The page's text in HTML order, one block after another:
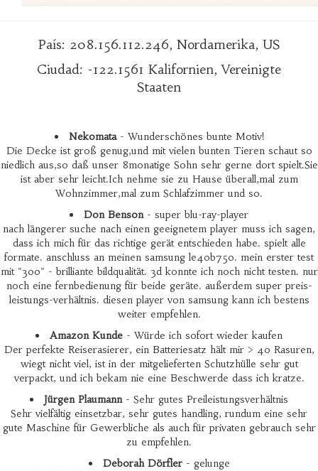
País: 208.156.112.246, Nordamerika, US
Ciudad: -122.1561 Kalifornien, Vereinigte
Staaten
Nekomata- Wunderschönes bunte Motiv!
Die Decke ist groß genug,und mit vielen bunten Tieren schaut so
niedlich aus,so daß unser 8monatige Sohn sehr gerne dort spielt.Sie
ist aber sehr leicht.Ich nehme sie zu Hause überall,mal zum
Wohnzimmer,mal zum Schlafzimmer und so.
Don Benson- super blu-ray-player
nach längerer suche nach einen geeignetem player muss ich sagen,
dass ich mich für das richtige gerät entschieden habe. spielt alle
formate. anschluss an meinen samsung le40b750. mein erster test
mit "300" - brilliante bildqualität. 3d konnte ich noch nicht testen. nur
noch eine fernbedienung für beide geräte. außerdem super preis-
leistungs-verhältnis. diesen player von samsung kann ich bestens
weiter empfehlen.
Amazon Kunde - Würde ich sofort wieder kaufen
Der perfekte Reiserasierer, ein Batteriesatz hält mir > 40 Rasuren,
wiegt nicht viel, ist in der mitgelieferten Schutzhülle sehr gut
verpackt, und ich bekam nie eine Beschwerde dass ich kratze.
Jürgen Plaumann- Sehr gutes Preileistungsverhältnis
Sehr vielfältig einsetzbar, sehr gutes handling, rundum eine sehr
gute Maschine für Gewerbliche als auch für privaten gebrauch sehr
zu empfehlen.
Deborah Dörfler- gelunge